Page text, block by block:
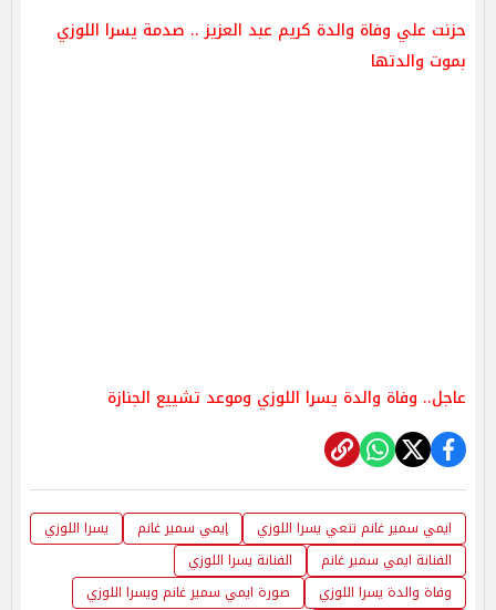
حزنت علي وفاة والدة كريم عبد العزيز .. صدمة يسرا اللوزي
بموت والدتها
عاجل.. وفاة والدة يسرا اللوزي وموعد تشييع الجنازة
ايمي سمير غانم تنعي يسرا اللوزي إيمي سمير غانم
يسرا اللوزي
الفنانة ايمي سمير غانم
الفنانة يسرا اللوزي
وفاة والدة يسرا اللوزي
صورة ايمي سمير غانم ويسرا اللوزي